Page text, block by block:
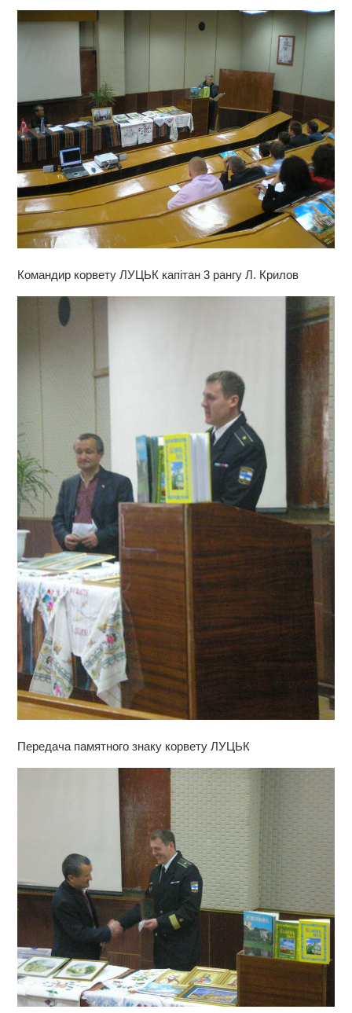
Командир корвету ЛУЦЬК капітан 3 рангу Л. Крилов
Передача памятного знаку корвету ЛУЦЬК